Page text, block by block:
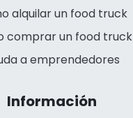
alquilar un food truck
comprar un food truck
a emprendedores
Información